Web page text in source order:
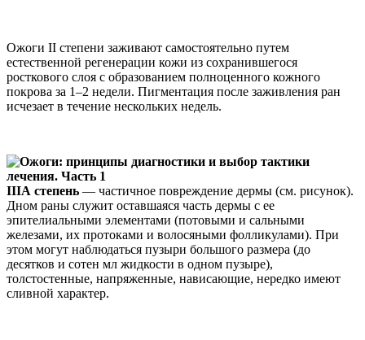
Ожоги II степени заживают самостоятельно путем
естественной регенерации кожи из сохранившегося
росткового слоя с образованием полноценного кожного
покрова за 1–2 недели. Пигментация после заживления ран
исчезает в течение нескольких недель.
IIIА степень — частичное повреждение дермы (см. рисунок).
Дном раны служит оставшаяся часть дермы с ее
эпителиальными элементами (потовыми и сальными
железами, их протоками и волосяными фолликулами). При
этом могут наблюдаться пузыри большого размера (до
десятков и сотен мл жидкости в одном пузыре),
толстостенные, напряженные, нависающие, нередко имеют
сливной характер.